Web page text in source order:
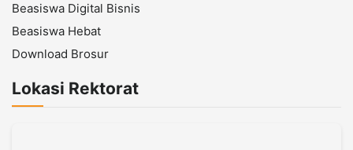
Beasiswa Digital Bisnis
Beasiswa Hebat
Download Brosur
Lokasi Rektorat